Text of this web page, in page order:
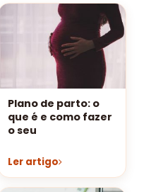
Plano de parto: o
que é e como fazer
o seu
Ler artigo